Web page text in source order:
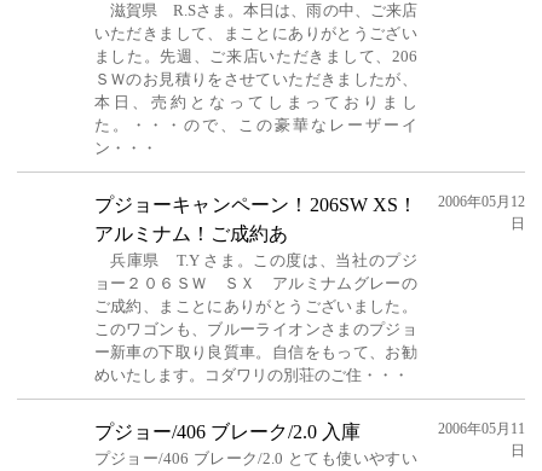
滋賀県 R.Sさま。本日は、雨の中、ご来店
いただきまして、まことにありがとうござい
ました。先週、ご来店いただきまして、206
ＳＷのお見積りをさせていただきましたが、
本日、売約となってしまっておりまし
た。・・・ので、この豪華なレーザーイ
ン・・・
プジョーキャンペーン！206SW XS！
アルミナム！ご成約あ
兵庫県 T.Y さま。この度は、当社のプジ
ョー２０６ＳＷ ＳＸ アルミナムグレーの
ご成約、まことにありがとうございました。
このワゴンも、ブルーライオンさまのプジョ
ー新車の下取り良質車。自信をもって、お勧
めいたします。コダワリの別荘のご住・・・
2006年05月12
日
プジョー/406 ブレーク/2.0 入庫
プジョー/406 ブレーク/2.0 とても使いやすい
2006年05月11
日